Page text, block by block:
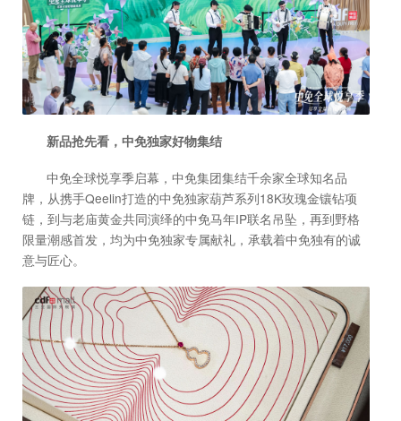
新品抢先看，中免独家好物集结
中免全球悦享季启幕，中免集团集结千余家全球知名品
牌，从携手Qeelin打造的中免独家葫芦系列18K玫瑰金镶钻项
链，到与老庙黄金共同演绎的中免马年IP联名吊坠，再到野格
限量潮感首发，均为中免独家专属献礼，承载着中免独有的诚
意与匠心。